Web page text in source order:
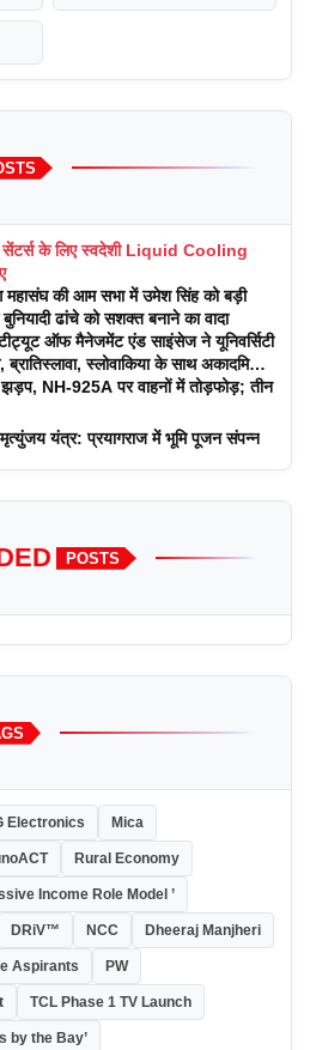
के लिए स्वदेशी Liquid Cooling
महासंघ की आम सभा में उमेश सिंह को बड़ी
ढांचे को सशक्त बनाने का वादा
ऑफ मैनेजमेंट एंड साइंसेज ने यूनिवर्सिटी
स्लोवाकिया के साथ अकादमिक
पर एक दिवसीय कार्यशाला का
में झड़प, NH-925A पर वाहनों में तोड़फोड़; तीन
यंत्र: प्रयागराज में भूमि पूजन संपन्न
POSTS
Electronics Mica
Rural Economy
Income Role Model ’
DRiV™ NCC Dheeraj Manjheri
Aspirants PW
TCL Phase 1 TV Launch
by the Bay’